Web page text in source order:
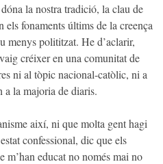
la nostra tradició, la clau de
els fonaments últims de la creença
menys polititzat. He d’aclarir,
créixer en una comunitat de
ni al tòpic nacional-catòlic, ni a
a la majoria de diaris.
així, ni que molta gent hagi
confessional, dic que els
m’han educat no només mai no